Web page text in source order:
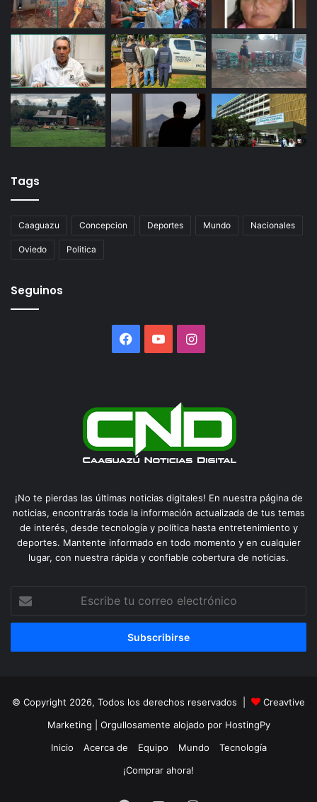
Tags
Caaguazu Concepcion Deportes Mundo Nacionales
Oviedo Politica
Seguinos
Facebook
YouTubeInstagram
¡No te pierdas las últimas noticias digitales! En nuestra página de
noticias, encontrarás toda la información actualizada de tus temas
de interés, desde tecnología y política hasta entretenimiento y
deportes. Mantente informado en todo momento y en cualquier
lugar, con nuestra rápida y confiable cobertura de noticias.
correo
© Copyright 2026, Todos los derechos reservados |
Creavtive
Marketing | Orgullosamente alojado por HostingPy
Inicio
Acerca de Equipo Mundo
Tecnología
¡Comprar ahora!